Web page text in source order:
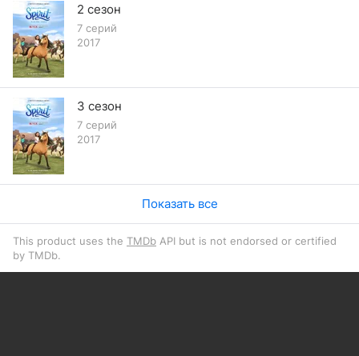
2 сезон
7 серий
2017
3 сезон
7 серий
2017
Показать все
This product uses the TMDb API but is not endorsed or certified
by TMDb.